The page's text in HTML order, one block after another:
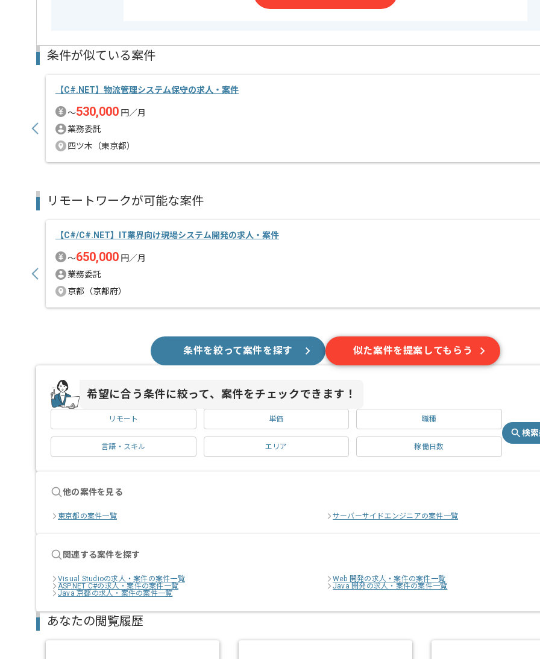
条件が似ている案件
【C#.NET】物流管理システム保守の求人・案件
〜530,000 円／月
業務委託
四ツ木（東京都）
リモートワークが可能な案件
【C#/C#.NET】IT業界向け現場システム開発の求人・案件
〜650,000 円／月
業務委託
京都（京都府）
条件を絞って案件を探す 似た案件を提案してもらう
希望に合う条件に絞って、案件をチェックできます！
リモート 単価 職種
言語・スキル エリア 稼働日数
検
他の案件を見る
東京都の案件一覧 サーバーサイドエンジニアの案件一覧
関連する案件を探す
Visual Studioの求人・案件の案件一覧
Web 開発の求人・案件の案件一覧
ASP.NET C#の求人・案件の案件一覧
Java 開発の求人・案件の案件一覧
Java 京都の求人・案件の案件一覧
あなたの閲覧履歴